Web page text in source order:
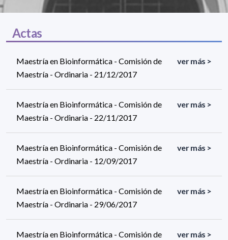
Actas
Maestría en Bioinformática - Comisión de
Maestría - Ordinaria - 21/12/2017
ver más >
Maestría en Bioinformática - Comisión de
Maestría - Ordinaria - 22/11/2017
ver más >
Maestría en Bioinformática - Comisión de
Maestría - Ordinaria - 12/09/2017
ver más >
Maestría en Bioinformática - Comisión de
Maestría - Ordinaria - 29/06/2017
ver más >
Maestría en Bioinformática - Comisión de
ver más >